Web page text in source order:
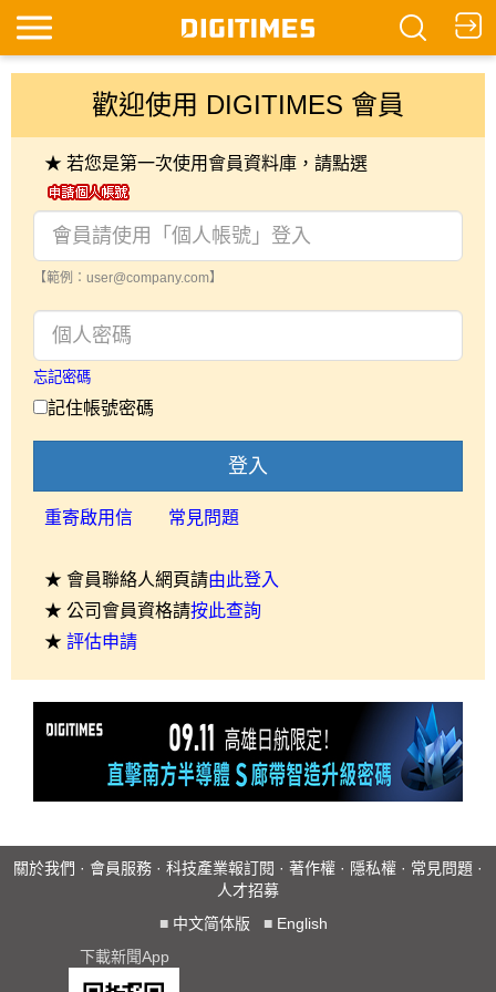
歡迎使用 DIGITIMES 會員
★ 若您是第一次使用會員資料庫，請點選
【範例：user@company.com】
忘記密碼
記住帳號密碼
登入
重寄啟用信 常見問題
★ 會員聯絡人網頁請由此登入
★ 公司會員資格請按此查詢
★ 評估申請
關於我們 · 會員服務 · 科技產業報訂閱 · 著作權 · 隱私權 · 常見問題 ·
人才招募
■ 中文简体版 ■ English
下載新聞App